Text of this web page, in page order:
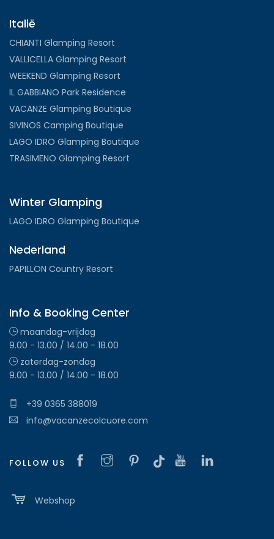
Italië
CHIANTI Glamping Resort
VALLICELLA Glamping Resort
WEEKEND Glamping Resort
IL GABBIANO Park Residence
VACANZE Glamping Boutique
SIVINOS Camping Boutique
LAGO IDRO Glamping Boutique
TRASIMENO Glamping Resort
Winter Glamping
LAGO IDRO Glamping Boutique
Nederland
PAPILLON Country Resort
Info & Booking Center
maandag-vrijdag
9.00 - 13.00 / 14.00 - 18.00
zaterdag-zondag
9.00 - 13.00 / 14.00 - 18.00
+39 0365 388019
info@vacanzecolcuore.com
FOLLOW US
Webshop